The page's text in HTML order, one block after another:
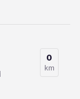
0
km